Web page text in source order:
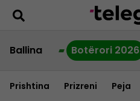
Ballina Botërori 2026
Prishtina Prizreni Peja